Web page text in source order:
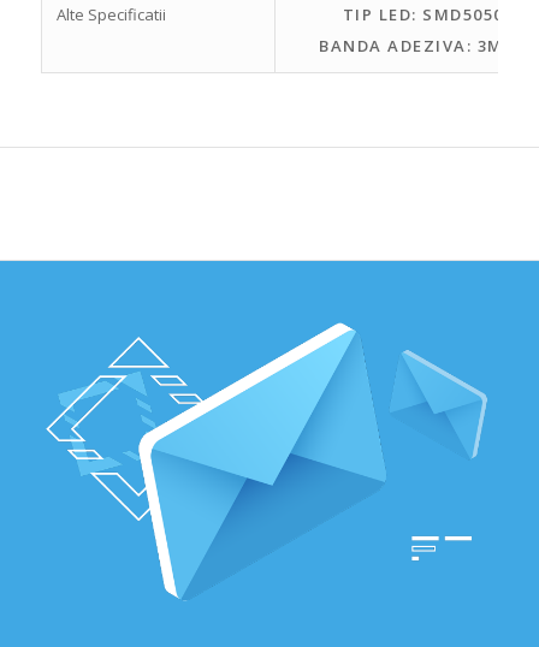
Alte Specificatii
TIP LED: SMD5050
BANDA ADEZIVA: 3M